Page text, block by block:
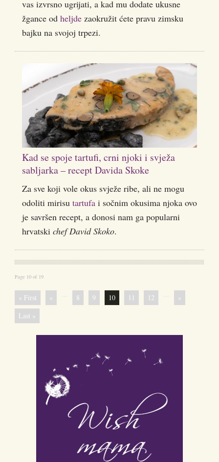
vas izvrsno ugrijati, a kad mu dodate ukusne
žgance od heljde zaokružit ćete pravu zimsku
bajku na svojoj trpezi.
Kad se spoje tartufi, crni njoki i svježa
sabljarka – recept Davida Skoke
Za sve koji vole okus svježe ribe, ali ne mogu
odoliti mirisu tartufa i sočnim okusima njoka ovo
je savršen recept, a donosi nam ga popularni
hrvatski chef David Skoko.
Page 10 of 19
« First « ... 8 9 10 11 12 ...
»
Last »